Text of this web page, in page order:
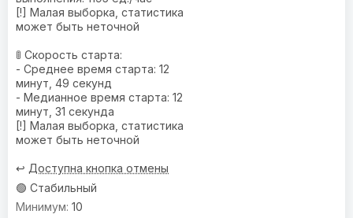
[!] Малая выборка, статистика
может быть неточной
🚦 Скорость старта:
- Среднее время старта: 12
минут, 49 секунд
- Медианное время старта: 12
минут, 31 секунда
[!] Малая выборка, статистика
может быть неточной
↩️ Доступна кнопка отмены
🟢 Стабильный
10